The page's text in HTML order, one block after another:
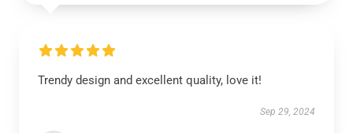
Trendy design and excellent quality, love it!
Sep 29, 2024